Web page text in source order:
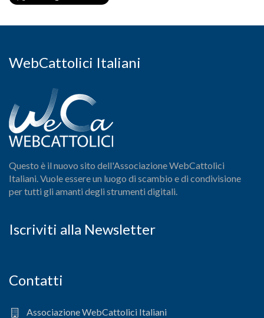
WebCattolici Italiani
Questo è il nuovo sito dell'Associazione WebCattolici
Italiani. Vuole essere un luogo di scambio e di condivisione
per tutti gli amanti degli strumenti digitali.
Iscriviti alla Newsletter
Contatti
Associazione WebCattolici Italiani